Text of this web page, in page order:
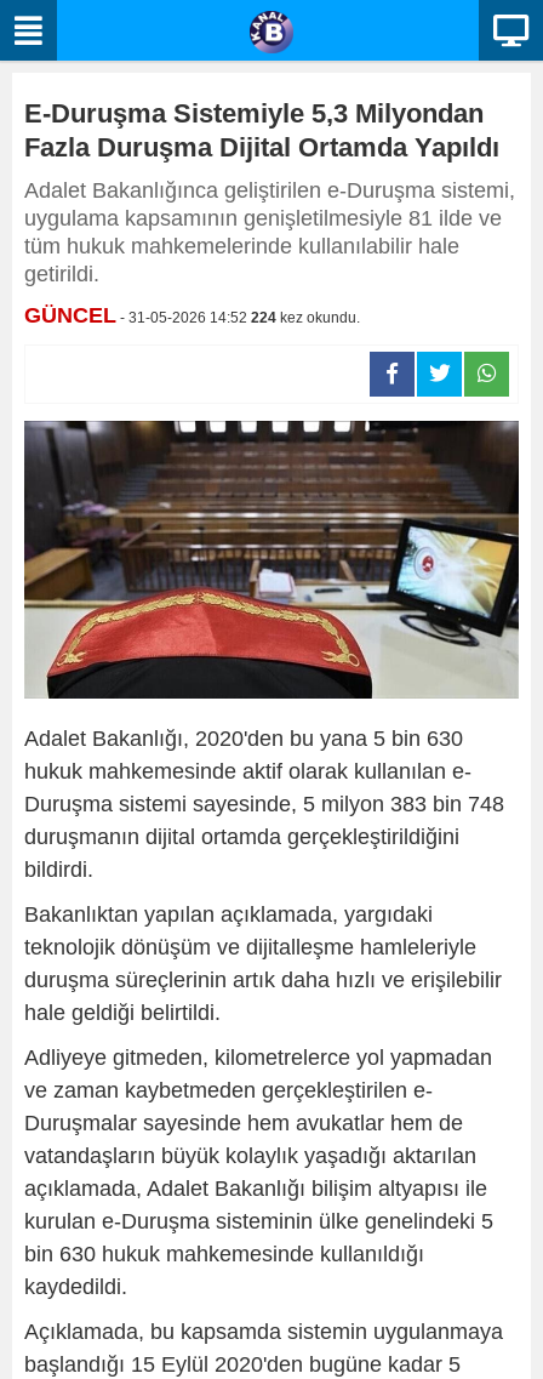
E-Duruşma Sistemiyle 5,3 Milyondan
Fazla Duruşma Dijital Ortamda Yapıldı
Adalet Bakanlığınca geliştirilen e-Duruşma sistemi,
uygulama kapsamının genişletilmesiyle 81 ilde ve
tüm hukuk mahkemelerinde kullanılabilir hale
getirildi.
GÜNCEL - 31-05-2026 14:52 224 kez okundu.
Adalet Bakanlığı, 2020'den bu yana 5 bin 630
hukuk mahkemesinde aktif olarak kullanılan e-
Duruşma sistemi sayesinde, 5 milyon 383 bin 748
duruşmanın dijital ortamda gerçekleştirildiğini
bildirdi.
Bakanlıktan yapılan açıklamada, yargıdaki
teknolojik dönüşüm ve dijitalleşme hamleleriyle
duruşma süreçlerinin artık daha hızlı ve erişilebilir
hale geldiği belirtildi.
Adliyeye gitmeden, kilometrelerce yol yapmadan
ve zaman kaybetmeden gerçekleştirilen e-
Duruşmalar sayesinde hem avukatlar hem de
vatandaşların büyük kolaylık yaşadığı aktarılan
açıklamada, Adalet Bakanlığı bilişim altyapısı ile
kurulan e-Duruşma sisteminin ülke genelindeki 5
bin 630 hukuk mahkemesinde kullanıldığı
kaydedildi.
Açıklamada, bu kapsamda sistemin uygulanmaya
başlandığı 15 Eylül 2020'den bugüne kadar 5